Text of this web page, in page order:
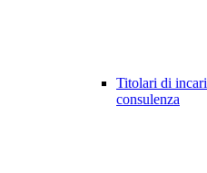
Titolari di
consulenza